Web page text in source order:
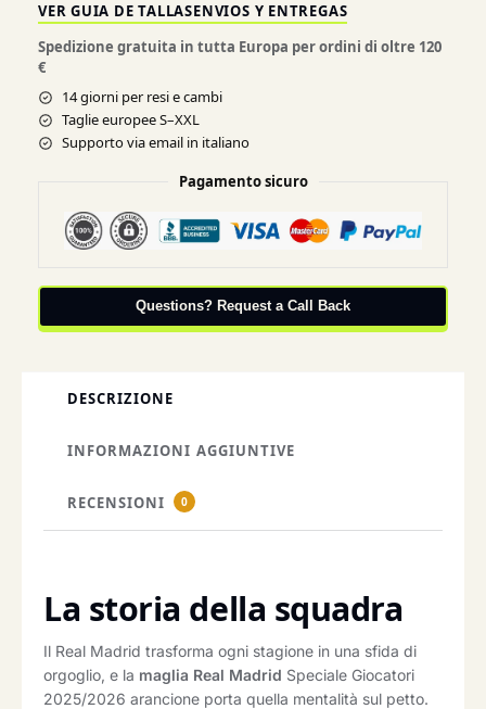
VER GUIA DE TALLASENVIOS Y ENTREGAS
Spedizione gratuita in tutta Europa per ordini di oltre 120
€
14 giorni per resi e cambi
Taglie europee S–XXL
Supporto via email in italiano
Pagamento sicuro
Questions? Request a Call Back
DESCRIZIONE
INFORMAZIONI AGGIUNTIVE
RECENSIONI 0
La storia della squadra
Il Real Madrid trasforma ogni stagione in una sfida di
orgoglio, e la maglia Real Madrid Speciale Giocatori
2025/2026 arancione porta quella mentalità sul petto.